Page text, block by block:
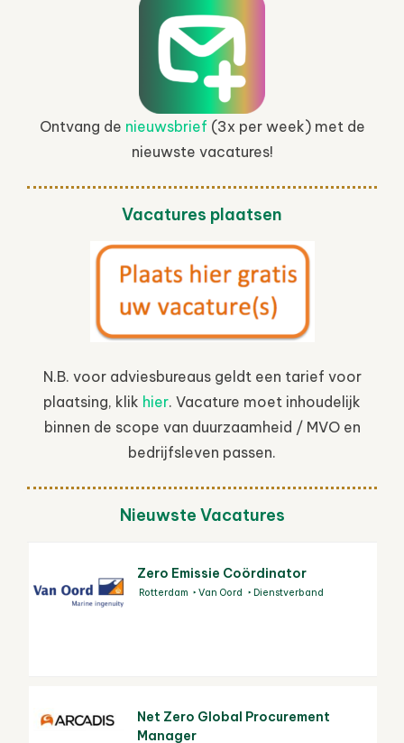
Ontvang de nieuwsbrief (3x per week) met de
nieuwste vacatures!
Vacatures plaatsen
N.B. voor adviesbureaus geldt een tarief voor
plaatsing, klik hier. Vacature moet inhoudelijk
binnen de scope van duurzaamheid / MVO en
bedrijfsleven passen.
Nieuwste Vacatures
Zero Emissie Coördinator
Rotterdam Van Oord Dienstverband
Net Zero Global Procurement
Manager